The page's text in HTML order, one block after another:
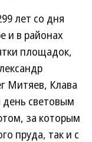
лет со дня
и в районах
площадок,
Митяев, Клава
день световым
за которым
пруда, так и с